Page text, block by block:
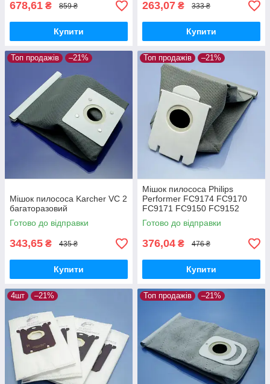
678,61 ₴ 859 ₴
Купити
263,07 ₴ 333 ₴
Купити
Топ продажів –21%
Мішок пилососа Karcher VC 2
багаторазовий
Готово до відправки
343,65 ₴ 435 ₴
Купити
Топ продажів –21%
Мішок пилососа Philips
Performer FC9174 FC9170
FC9171 FC9150 FC9152
FC9160 FC9162 FC9166
FC9173 FC9175 FC9176
багаторазовий
Готово до відправки
376,04 ₴ 476 ₴
Купити
4шт –21% Топ продажів –21%